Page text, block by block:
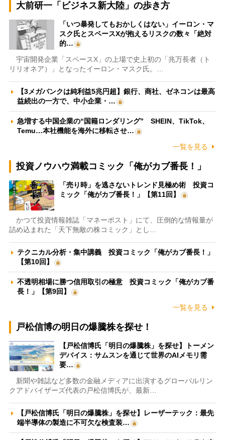
大前研一「ビジネス新大陸」の歩き方
「いつ暴発してもおかしくはない」イーロン・マ
スク氏とスペースXが抱えるリスクの数々「絶対
的…
宇宙開発企業「スペースX」の上場で史上初の「兆万長者（ト
リリオネア）」となったイーロン・マスク氏。…
【3メガバンクは純利益5兆円超】銀行、商社、ゼネコンは最高
益続出の一方で、中小企業・…
急増する中国企業の“国籍ロンダリング” SHEIN、TikTok、
Temu…本社機能を海外に移転させ…
一覧を見る
投資ノウハウ満載コミック「俺がカブ番長！」
「売り時」を逃さないトレンド見極め術 投資コ
ミック「俺がカブ番長！」【第11回】
かつて投資情報雑誌「マネーポスト」にて、圧倒的な情報量が
詰め込まれた「天下無敵の株コミック」とし…
テクニカル分析・集中講義 投資コミック「俺がカブ番長！」
【第10回】
不透明相場に勝つ信用取引の極意 投資コミック「俺がカブ番
長！」【第9回】
一覧を見る
戸松信博の明日の爆騰株を探せ！
【戸松信博氏「明日の爆騰株」を探せ】トーメン
デバイス：サムスンを通じて世界のAIメモリ需
要…
新聞や雑誌など多数の金融メディアに出演するグローバルリン
クアドバイザーズ代表の戸松信博氏が、最新…
【戸松信博氏「明日の爆騰株」を探せ】レーザーテック：最先
端半導体の製造に不可欠な検査装…